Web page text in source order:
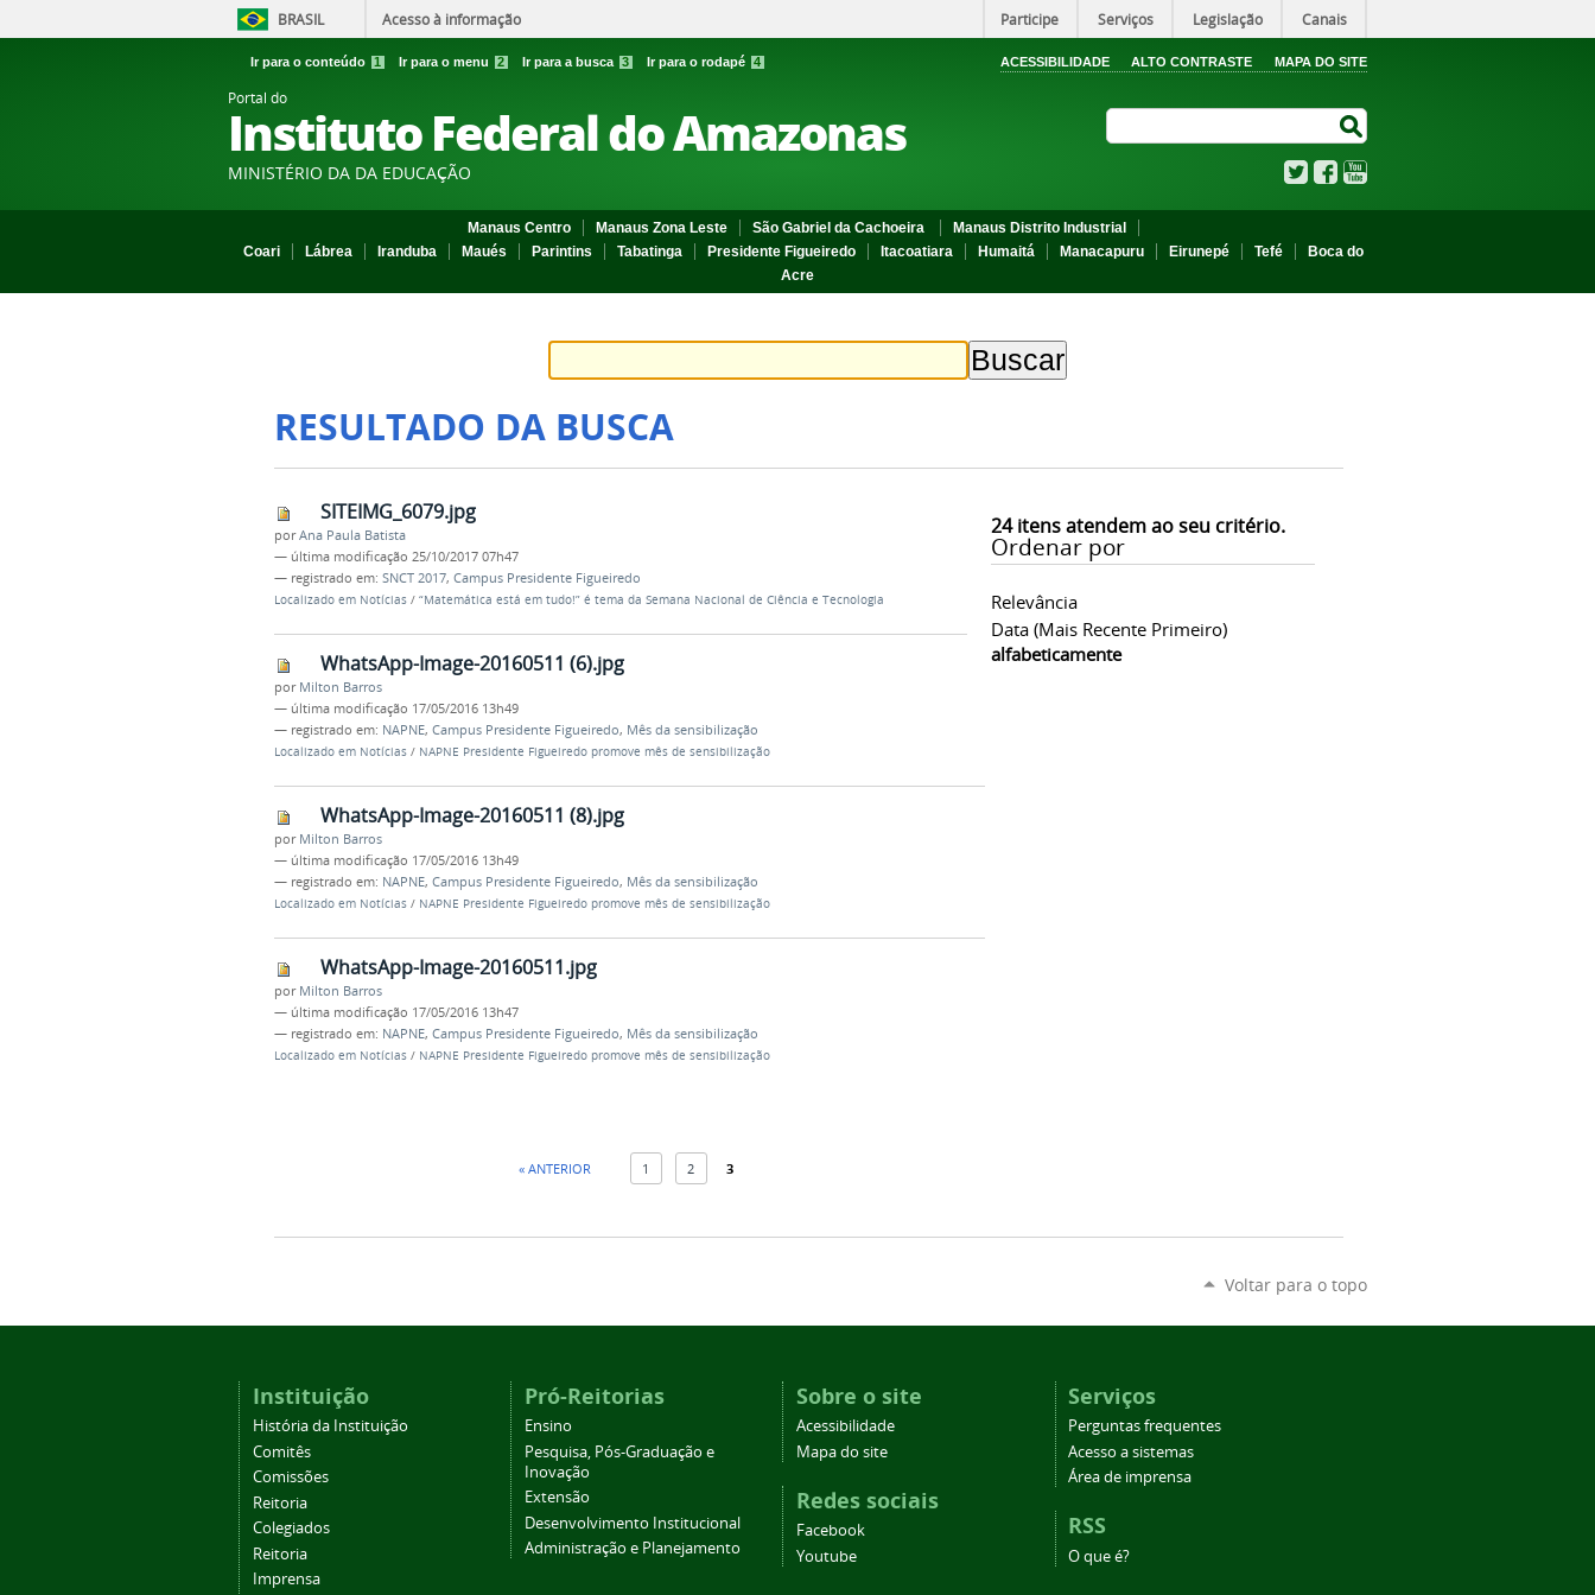
BRASIL Acesso à informação Participe Serviços Legislação Canais
Ir para o conteúdo 1 Ir para o menu 2 Ir para a busca 3 Ir para o rodapé 4 ACESSIBILIDADE ALTO CONTRASTE MAPA DO SITE
Portal do
Instituto Federal do Amazonas
MINISTÉRIO DA DA EDUCAÇÃO TwitterFacebook
Manaus Centro Manaus Zona Leste São Gabriel da Cachoeira
Manaus Distrito Industrial
Coari
Lábrea Iranduba Maués Parintins Tabatinga Presidente Figueiredo Itacoatiara Humaitá Manacapuru Eirunepé Tefé
Boca do
Acre
RESULTADO DA BUSCA
24itens atendem ao seu critério.
Ordenar por
Relevância
Data (mais Recente Primeiro)
alfabeticamente
SITEIMG_6079.jpg
porAna Paula Batista
— última modificação 25/10/2017 07h47
— registrado em: SNCT 2017, Campus Presidente Figueiredo
Localizado em Notícias / “Matemática está em tudo!” é tema da Semana Nacional de Ciência e Tecnologia
WhatsApp-Image-20160511 (6).jpg
por Milton Barros
— última modificação 17/05/2016 13h49
— registrado em: NAPNE, Campus Presidente Figueiredo, Mês da sensibilização
Localizado em Notícias / NAPNE Presidente Figueiredo promove mês de sensibilização
WhatsApp-Image-20160511 (8).jpg
por Milton Barros
— última modificação 17/05/2016 13h49
— registrado em: NAPNE, Campus Presidente Figueiredo, Mês da sensibilização
Localizado em Notícias / NAPNE Presidente Figueiredo promove mês de sensibilização
WhatsApp-Image-20160511.jpg
por Milton Barros
— última modificação 17/05/2016 13h47
— registrado em: NAPNE, Campus Presidente Figueiredo, Mês da sensibilização
Localizado em Notícias / NAPNE Presidente Figueiredo promove mês de sensibilização
« ANTERIOR 1 2 3
Voltar para o topo
Instituição
História da Instituição
Comitês
Comissões
Reitoria
Colegiados
Reitoria
Imprensa
Pró-Reitorias
Ensino
Pesquisa, Pós-Graduação e
Inovação
Extensão
Desenvolvimento Institucional
Administração e Planejamento
Sobre o site
Acessibilidade
Mapa do site
Redes sociais
Facebook
Youtube
Serviços
Perguntas frequentes
Acesso a sistemas
Área de imprensa
RSS
O que é?